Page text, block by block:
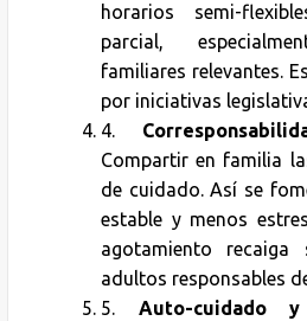
horarios semi-
parcial,
familiares relevantes.
por iniciativas
4.
Compartir en familia
de cuidado. Así se
estable y menos
agotamiento
adultos responsables
5. Auto-cuidado